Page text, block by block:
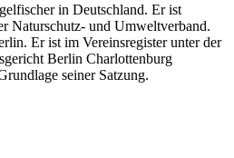
in Deutschland. Er ist
Naturschutz- und Umweltverband.
Er ist im Vereinsregister unter der
Berlin Charlottenburg
seiner Satzung.